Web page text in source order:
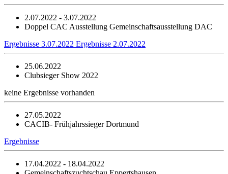
2.07.2022 - 3.07.2022
Doppel CAC Ausstellung Gemeinschaftsausstellung DAC
Ergebnisse 3.07.2022 Ergebnisse 2.07.2022
25.06.2022
Clubsieger Show 2022
keine Ergebnisse vorhanden
27.05.2022
CACIB- Frühjahrssieger Dortmund
Ergebnisse
17.04.2022 - 18.04.2022